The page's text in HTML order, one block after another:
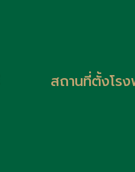
สถานที่ตั้งโร